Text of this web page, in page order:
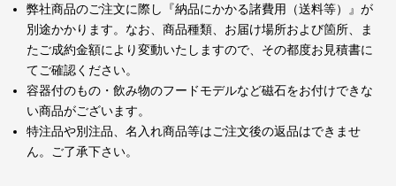
弊社商品のご注文に際し『納品にかかる諸費用（送料等）』が
別途かかります。なお、商品種類、お届け場所および箇所、ま
たご成約金額により変動いたしますので、その都度お見積書に
てご確認ください。
容器付のもの・飲み物のフードモデルなど磁石をお付けできな
い商品がございます。
特注品や別注品、名入れ商品等はご注文後の返品はできませ
ん。ご了承下さい。